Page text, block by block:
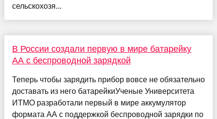
сельскохозя...
В России создали первую в мире батарейку
AA с беспроводной зарядкой
Теперь чтобы зарядить прибор вовсе не обязательно
доставать из него батарейкиУченые Университета
ИТМО разработали первый в мире аккумулятор
формата AA с поддержкой беспроводной зарядки по